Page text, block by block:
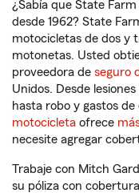
¿Sabía que State
desde 1962? State
motocicletas de dos y
motonetas. Usted
proveedora de seguro
Unidos. Desde
hasta robo y gastos
motocicleta ofrece
necesite agregar
Trabaje con Mitch
su póliza con